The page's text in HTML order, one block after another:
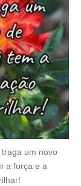
um novo
a força e a